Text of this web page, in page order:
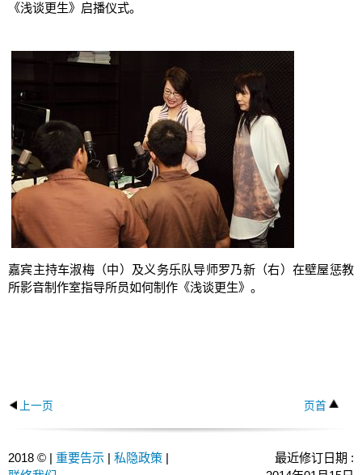
《浅谈更生》启播仪式。
嘉宾主持车淑梅（中）及义务乐队导师罗乃新（右）在壁屋惩教
所影音制作室指导所员如何制作《浅谈更生》。
上一页 页首
2018 © | 重要告示 | 私隐政策 |
最近修订日期 :